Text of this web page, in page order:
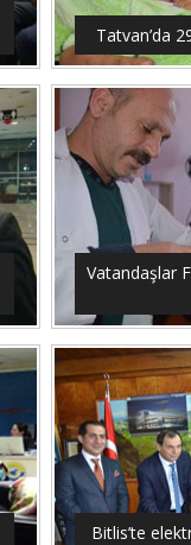
Tatvan’da
Vatandaşlar
Bitlis’te